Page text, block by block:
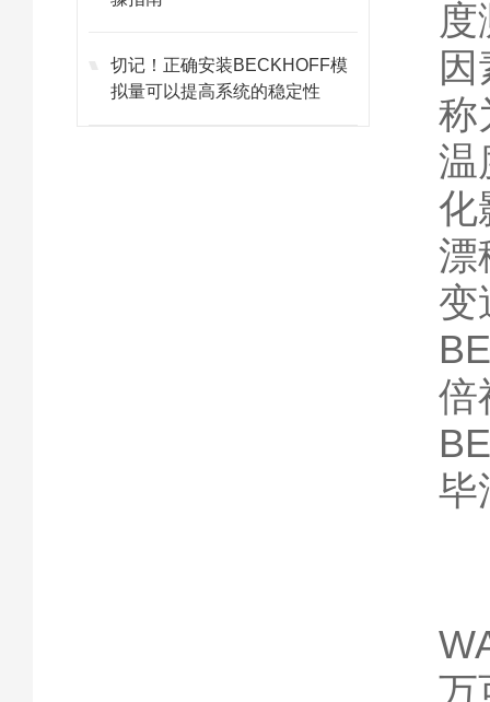
切记！正确安装BECKHOFF模
拟量可以提高系统的稳定性
称
温
化
漂
变
倍
毕
万